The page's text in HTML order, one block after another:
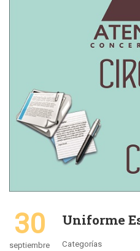
30
septiembre
Uniforme
Categorías